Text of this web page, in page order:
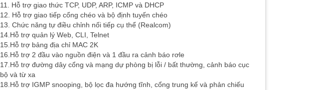
11. Hỗ trợ giao thức TCP, UDP, ARP, ICMP và DHCP
12. Hỗ trợ giao tiếp cổng chéo và bộ định tuyến chéo
13. Chức năng tự điều chỉnh nối tiếp cụ thể (Realcom)
14.Hỗ trợ quản lý Web, CLI, Telnet
15.Hỗ trợ bảng địa chỉ MAC 2K
16.Hỗ trợ 2 đầu vào nguồn điện và 1 đầu ra cảnh báo rơle
17.Hỗ trợ đường dây cổng và mạng dự phòng bị lỗi / bất thường, cảnh báo cục
bộ và từ xa
18.Hỗ trợ IGMP snooping, bộ lọc đa hướng tĩnh, cổng trung kế và phản chiếu